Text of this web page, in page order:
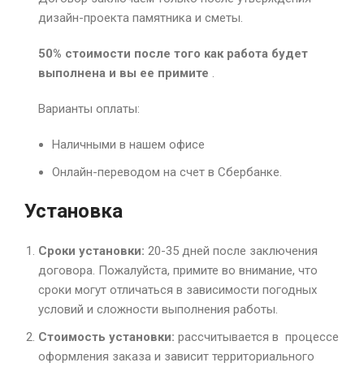
дизайн-проекта памятника и сметы.
50% стоимости после того как работа будет
выполнена и вы ее примите .
Варианты оплаты:
Наличными в нашем офисе
Онлайн-переводом на счет в Сбербанке.
Установка
Сроки установки: 20-35 дней после заключения
договора. Пожалуйста, примите во внимание, что
сроки могут отличаться в зависимости погодных
условий и сложности выполнения работы.
Стоимость установки: рассчитывается в процессе
оформления заказа и зависит территориального